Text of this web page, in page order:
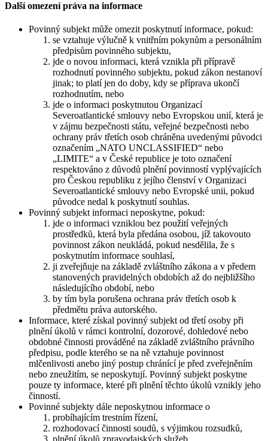
Další omezení práva na informace
Povinný subjekt může omezit poskytnutí informace, pokud:
se vztahuje výlučně k vnitřním pokynům a personálním
předpisům povinného subjektu,
jde o novou informaci, která vznikla při přípravě
rozhodnutí povinného subjektu, pokud zákon nestanoví
jinak; to platí jen do doby, kdy se příprava ukončí
rozhodnutím, nebo
jde o informaci poskytnutou Organizací
Severoatlantické smlouvy nebo Evropskou unií, která je
v zájmu bezpečnosti státu, veřejné bezpečnosti nebo
ochrany práv třetích osob chráněna uvedenými původci
označením „NATO UNCLASSIFIED“ nebo
„LIMITE“ a v České republice je toto označení
respektováno z důvodů plnění povinností vyplývajících
pro Českou republiku z jejího členství v Organizaci
Severoatlantické smlouvy nebo Evropské unii, pokud
původce nedal k poskytnutí souhlas.
Povinný subjekt informaci neposkytne, pokud:
jde o informaci vzniklou bez použití veřejných
prostředků, která byla předána osobou, jíž takovouto
povinnost zákon neukládá, pokud nesdělila, že s
poskytnutím informace souhlasí,
ji zveřejňuje na základě zvláštního zákona a v předem
stanovených pravidelných obdobích až do nejbližšího
následujícího období, nebo
by tím byla porušena ochrana práv třetích osob k
předmětu práva autorského.
Informace, které získal povinný subjekt od třetí osoby při
plnění úkolů v rámci kontrolní, dozorové, dohledové nebo
obdobné činnosti prováděné na základě zvláštního právního
předpisu, podle kterého se na ně vztahuje povinnost
mlčenlivosti anebo jiný postup chránící je před zveřejněním
nebo zneužitím, se neposkytují. Povinný subjekt poskytne
pouze ty informace, které při plnění těchto úkolů vznikly jeho
činností.
Povinné subjekty dále neposkytnou informace o
probíhajícím trestním řízení,
rozhodovací činnosti soudů, s výjimkou rozsudků,